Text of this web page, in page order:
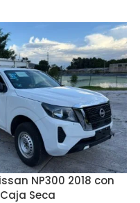
NP300 2018 con
Seca